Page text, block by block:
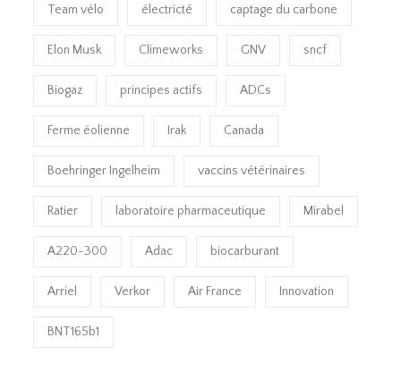
Team vélo électricté captage du carbone
Elon Musk Climeworks GNV sncf
Biogaz principes actifs ADCs
Ferme éolienne Irak Canada
Boehringer Ingelheim vaccins vétérinaires
Ratier laboratoire pharmaceutique Mirabel
A220-300 Adac biocarburant
Arriel Verkor Air France Innovation
BNT165b1